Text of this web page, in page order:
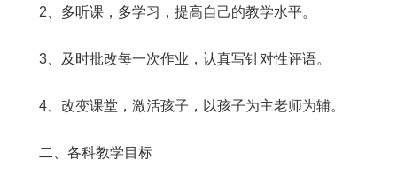
2、多听课，多学习，提高自己的教学水平。
3、及时批改每一次作业，认真写针对性评语。
4、改变课堂，激活孩子，以孩子为主老师为辅。
二、各科教学目标